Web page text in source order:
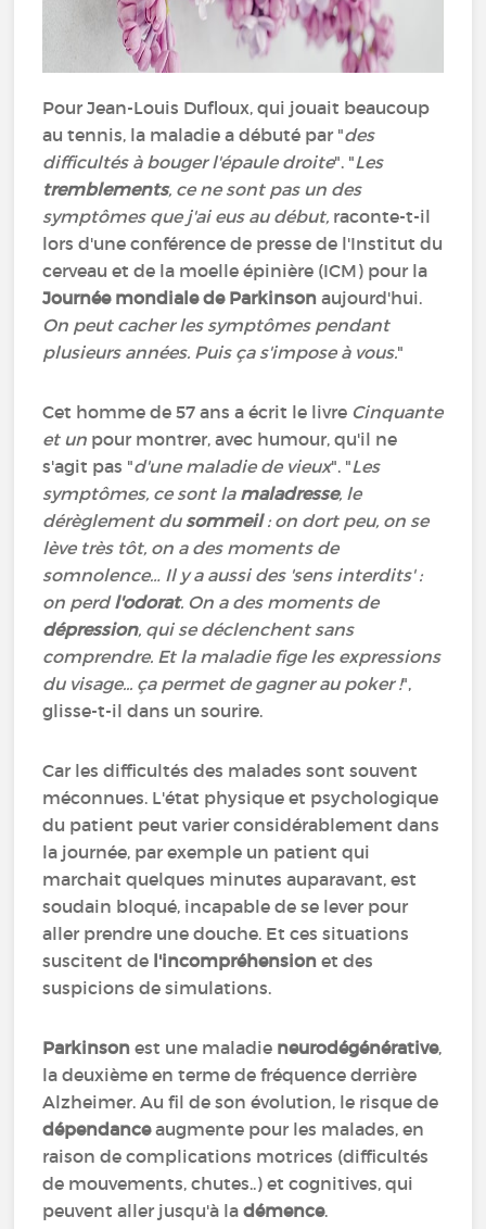
Pour Jean-Louis Dufloux, qui jouait beaucoup
au tennis, la maladie a débuté par "des
difficultés à bouger l'épaule droite". "Les
tremblements, ce ne sont pas un des
symptômes que j'ai eus au début, raconte-t-il
lors d'une conférence de presse de l'Institut du
cerveau et de la moelle épinière (ICM) pour la
Journée mondiale de Parkinsonaujourd'hui.
On peut cacher les symptômes pendant
plusieurs années. Puis ça s'impose à vous."
Cet homme de 57 ans a écrit le livre Cinquante
et un pour montrer, avec humour, qu'il ne
s'agit pas "d'une maladie de vieux". "Les
symptômes, ce sont la maladresse, le
dérèglement dusommeil: on dort peu, on se
lève très tôt, on a des moments de
somnolence… Il y a aussi des 'sens interdits' :
on perdl'odorat. On a des moments de
dépression, qui se déclenchent sans
comprendre. Et la maladie fige les expressions
du visage... ça permet de gagner au poker !",
glisse-t-il dans un sourire.
Car les difficultés des malades sont souvent
méconnues. L'état physique et psychologique
du patient peut varier considérablement dans
la journée, par exemple un patient qui
marchait quelques minutes auparavant, est
soudain bloqué, incapable de se lever pour
aller prendre une douche. Et ces situations
suscitent de l'incompréhension et des
suspicions de simulations.
Parkinson est une maladie neurodégénérative,
la deuxième en terme de fréquence derrière
Alzheimer. Au fil de son évolution, le risque de
dépendanceaugmente pour les malades, en
raison de complications motrices (difficultés
de mouvements, chutes..) et cognitives, qui
peuvent aller jusqu'à ladémence.